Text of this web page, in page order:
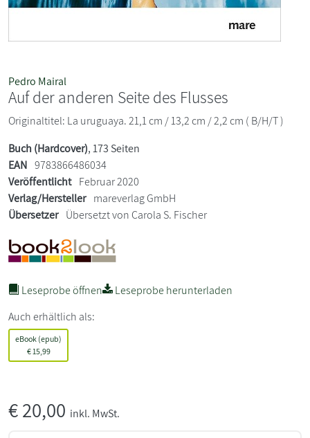
Pedro Mairal
Auf der anderen Seite des Flusses
Originaltitel: La uruguaya. 21,1 cm / 13,2 cm / 2,2 cm ( B/H/T )
Buch (Hardcover), 173 Seiten
EAN 9783866486034
Veröffentlicht Februar 2020
Verlag/Hersteller mareverlag GmbH
Übersetzer Übersetzt von Carola S. Fischer
Leseprobe öffnen
Leseprobe herunterladen
Auch erhältlich als:
eBook (epub)
€15,99
€20,00 inkl. MwSt.